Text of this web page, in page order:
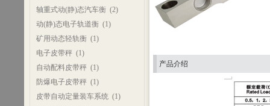
轴重式动(静)态汽车衡(2)
动(静)态电子轨道衡(1)
矿用动态轻轨衡(1)
电子皮带秤(1)
自动配料皮带秤(1)
防爆电子皮带秤(1)
皮带自动定量装车系统(1)
产品介绍